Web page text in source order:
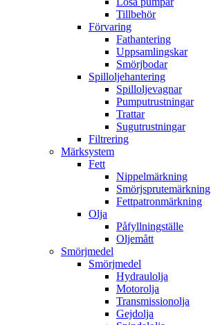
Tillbehör
Förvaring
Fathantering
Uppsamlingskar
Smörjbodar
Spilloljehantering
Spilloljevagnar
Pumputrustningar
Trattar
Sugutrustningar
Filtrering
Märksystem
Fett
Nippelmärkning
Smörjsprutemärkning
Fettpatronmärkning
Olja
Påfyllningställe
Oljemått
Smörjmedel
Smörjmedel
Hydraulolja
Motorolja
Transmissionolja
Gejdolja